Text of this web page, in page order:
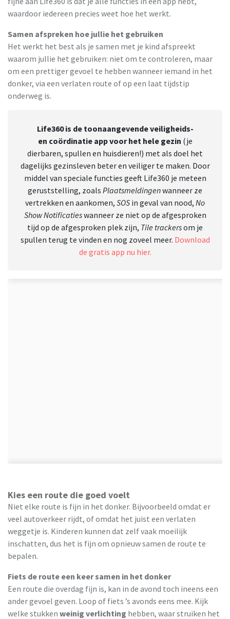
waardoor iedereen precies weet hoe het werkt.
Samen afspreken hoe jullie het gebruiken
Het werkt het best als je samen met je kind afspreekt
waarom jullie het gebruiken: niet om te controleren, maar
om een prettiger gevoel te hebben wanneer iemand in het
donker, via een verlaten route of op een laat tijdstip
onderweg is.
Life360 is de toonaangevende veiligheids-
en coördinatie app voor het hele gezin (je
dierbaren, spullen en huisdieren!) met als doel het
dagelijks gezinsleven beter en veiliger te maken. Door
middel van speciale functies geeft Life360 je meteen
geruststelling, zoals Plaatsmeldingenwanneer ze
vertrekken en aankomen, SOS in geval van nood, No
Show Notificatieswanneer ze niet op de afgesproken
tijd op de afgesproken plek zijn, Tile trackersom je
spullen terug te vinden en nog zoveel meer. Download
de gratis app nu hier.
Kies een route die goed voelt
Niet elke route is fijn in het donker. Bijvoorbeeld omdat er
veel autoverkeer rijdt, of omdat het juist een verlaten
weggetje is. Kinderen kunnen dat zelf vaak moeilijk
inschatten, dus het is fijn om opnieuw samen de route te
bepalen.
Fiets de route een keer samen in het donker
Een route die overdag fijn is, kan in de avond toch ineens een
ander gevoel geven. Loop of fiets ’s avonds eens mee. Kijk
welke stukken weinig verlichting hebben, waar struiken het